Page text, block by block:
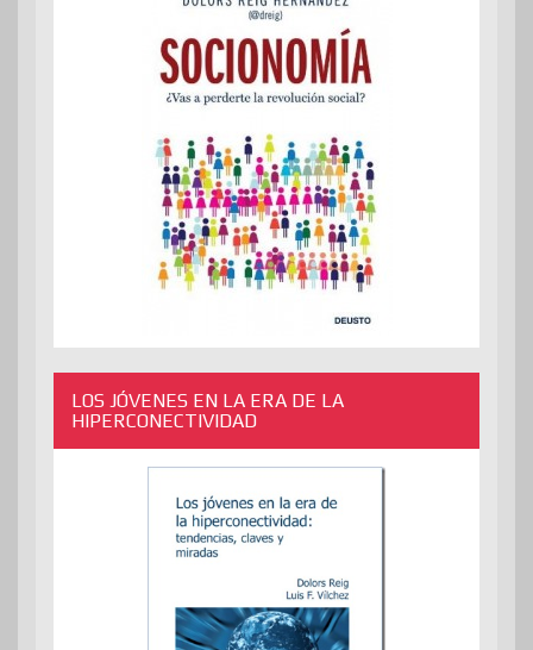
LOS JÓVENES EN LA ERA DE LA
HIPERCONECTIVIDAD